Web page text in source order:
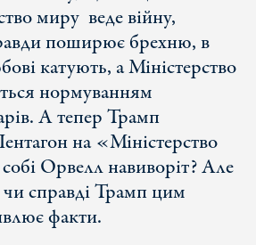
миру веде війну,
поширює брехню, в
катують, а Міністерство
нормуванням
А тепер Трамп
на «Міністерство
Орвелл навиворіт? Але
справді Трамп цим
факти.